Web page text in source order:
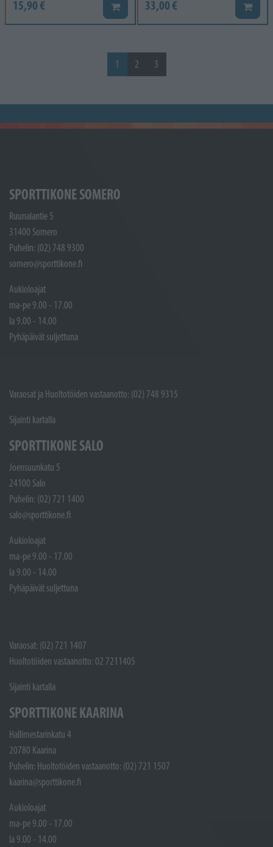
15,90 € Lisää koriin33,00 € Lisää
1 2 3
SPORTTIKONE SOMERO
Ruunalantie 5
31400 Somero
Puhelin: (02) 748 9300
somero@sporttikone.fi
Aukioloajat
ma-pe 9.00 - 17.00
la 9.00 - 14.00
Pyhäpäivät suljettuna
Varaosat ja Huoltotöiden vastaanotto: (02) 748 9315
Sijainti kartalla
SPORTTIKONE SALO
Joensuunkatu 5
24100 Salo
Puhelin: (02) 721 1400
salo@sporttikone.fi
Aukioloajat
ma-pe 9.00 - 17.00
la 9.00 - 14.00
Pyhäpäivät suljettuna
Varaosat: (02) 721 1407
Huoltotöiden vastaanotto: 02 7211405
Sijainti kartalla
SPORTTIKONE KAARINA
Hallimestarinkatu 4
20780 Kaarina
Puhelin: Huoltotöiden vastaanotto: (02) 721 1507
kaarina@sporttikone.fi
Aukioloajat
ma-pe 9.00 - 17.00
la 9.00 - 14.00